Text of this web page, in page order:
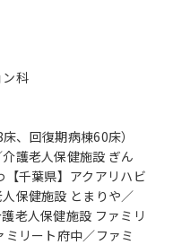
科
、回復期病棟60床）
護老人保健施設 ぎん
千葉県】アクアリハビ
保健施設 とまりや／
老人保健施設 ファミリ
リート府中／ファミ